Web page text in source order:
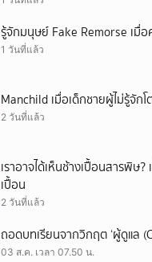
รู้จักมนุษย์ Fake Remorse เมื่อ
1 วันที่แล้ว
Manchild เมื่อเด็กชายผู้ไม่รู้จัก
2 วันที่แล้ว
เราอาจได้เห็นช้างเปื้อนสารพิ
เปื้อน
2 วันที่แล้ว
ถอดบทเรียนจากวิกฤต ‘ผู้ดูแล
03 ส.ค. เวลา 07.50 น.